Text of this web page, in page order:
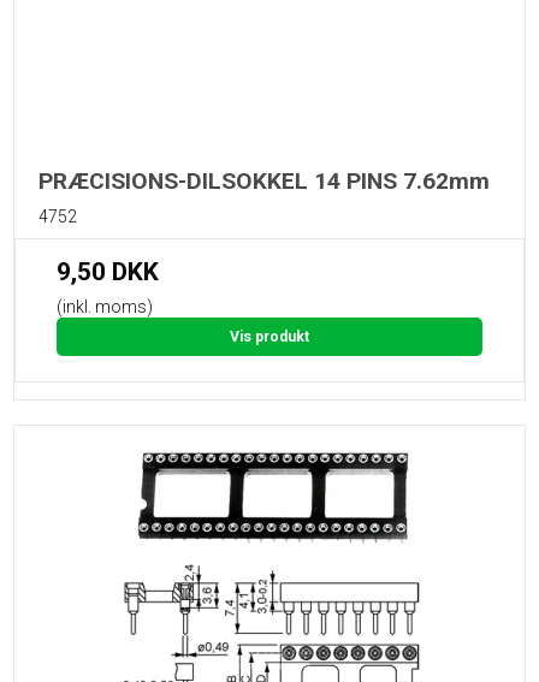
PRÆCISIONS-DILSOKKEL 14 PINS 7.62mm
4752
9,50 DKK
(inkl. moms)
Vis produkt